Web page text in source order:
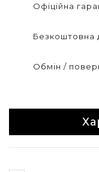
Офіційна
Безкоштовна
Обмін /